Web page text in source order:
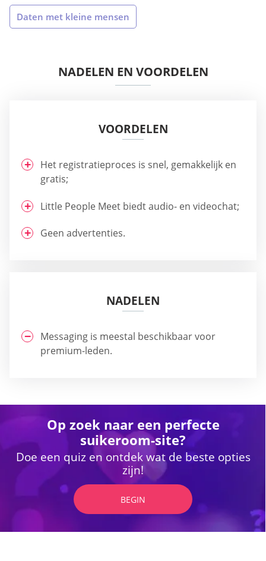
Daten met kleine mensen
NADELEN EN VOORDELEN
VOORDELEN
Het registratieproces is snel, gemakkelijk en
gratis;
Little People Meet biedt audio- en videochat;
Geen advertenties.
NADELEN
Messaging is meestal beschikbaar voor
premium-leden.
Op zoek naar een perfecte
suikeroom-site?
Doe een quiz en ontdek wat de beste opties
zijn!
BEGIN